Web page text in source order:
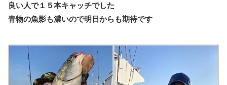
良い人で１５本キャッチでした
青物の魚影も濃いので明日からも期待です